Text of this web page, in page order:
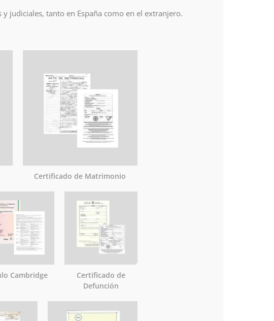
judiciales, tanto en España como en el extranjero.
Certificado de Matrimonio
Cambridge
Certificado de
Defunción